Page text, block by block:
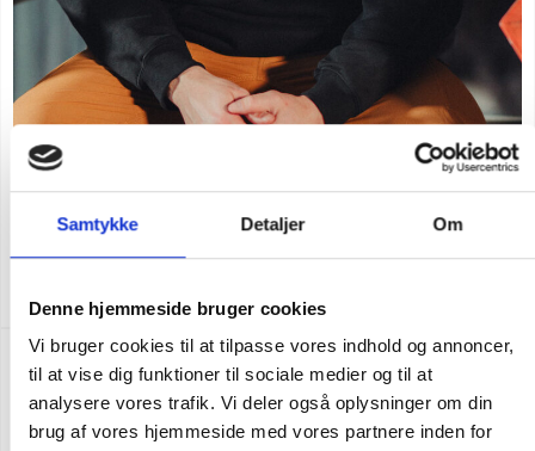
Samtykke Detaljer Om
Denne hjemmeside bruger cookies
Vi bruger cookies til at tilpasse vores indhold og annoncer,
til at vise dig funktioner til sociale medier og til at
analysere vores trafik. Vi deler også oplysninger om din
brug af vores hjemmeside med vores partnere inden for
Flere varianter
CARHARTT SIGNATUR LOGO HÆTTETRØJE